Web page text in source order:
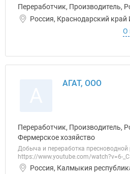
Переработчик, Производитель,
Россия, Краснодарский
О
АГАТ, ООО
Переработчик, Производитель,
Фермерское хозяйство
Добыча и переработка
https://www.youtube.com/watch?v=6-
Россия, Калмыкия